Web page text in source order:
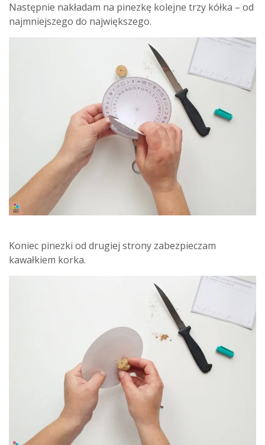
Następnie nakładam na pinezkę kolejne trzy kółka – od
najmniejszego do największego.
Koniec pinezki od drugiej strony zabezpieczam
kawałkiem korka.